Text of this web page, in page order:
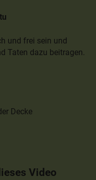
und frei sein und
Taten dazu beitragen.
Decke
Video